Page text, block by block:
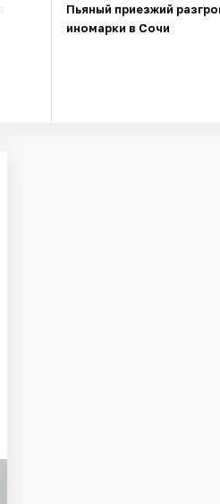
Пьяный приезжий
иномарки в Сочи